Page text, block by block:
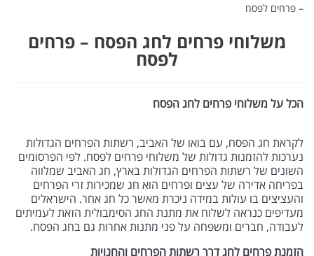
– פרחים לפסח
משלוחי פרחים לחג הפסח – פרחים
לפסח
הכל על משלוחי פרחים לחג הפסח
לקראת חג הפסח, עם בואו של האביב, רשתות הפרחים הגדולות
נערכות להזמנות גדולות של משלוחי פרחים לפסח. לפי הפרסומים
השונים של רשתות הפרחים הגדולות בארץ, חג האביב שמלווה
בפריחה אדירה של עצים ופרחים הוא חג שמכירות זרי הפרחים
והעציצים בו עולות במידה ניכרת מאשר כל חג אחר. הישראלים
מעדיפים כנראה לשלוח את מתנת החג הסימבולית הזאת לעמיתים
לעבודה, חברים ומשפחה על פני מתנות אחרות גם בחג הפסח.
הזמנת פרחים לחג דרך רשתות הפרחים והחנויות